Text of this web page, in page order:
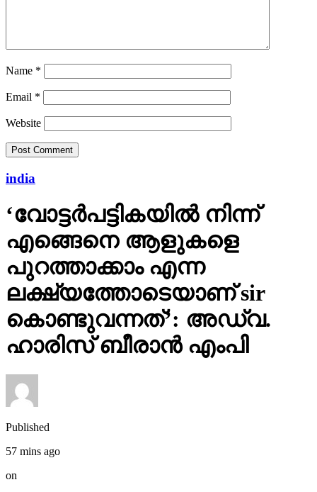
Name *
Email *
Website
india
‘വോട്ടര്‍പട്ടികയില്‍ നിന്ന്
എങ്ങെനെ ആളുകളെ
പുറത്താക്കാം എന്ന
ലക്ഷ്യത്തോടെയാണ് sir
കൊണ്ടുവന്നത്’: അഡ്വ.
ഹാരിസ് ബീരാൻ എംപി
Published
57 mins ago
on